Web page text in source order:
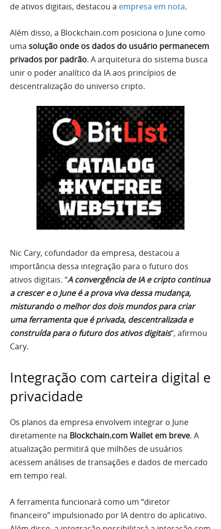
de ativos digitais, destacou a empresa em nota.
Além disso, a Blockchain.com posiciona o June como
uma solução onde os dados do usuário permanecem
privados por padrão. A arquitetura do sistema busca
unir o poder analítico da IA aos princípios de
descentralização do universo cripto.
Nic Cary, cofundador da empresa, destacou a
importância dessa integração para o futuro dos
ativos digitais. “A convergência de IA e cripto continua
a crescer e o June é a prova viva dessa mudança,
misturando o melhor dos dois mundos para criar
uma ferramenta que é privada, descentralizada e
construída para o futuro dos ativos digitais“, afirmou
Cary.
Integração com carteira digital e
privacidade
Os planos da empresa envolvem integrar o June
diretamente na Blockchain.com Wallet em breve. A
atualização permitirá que milhões de usuários
acessem análises de transações e dados de mercado
em tempo real.
A ferramenta funcionará como um “diretor
financeiro” impulsionado por IA dentro do aplicativo.